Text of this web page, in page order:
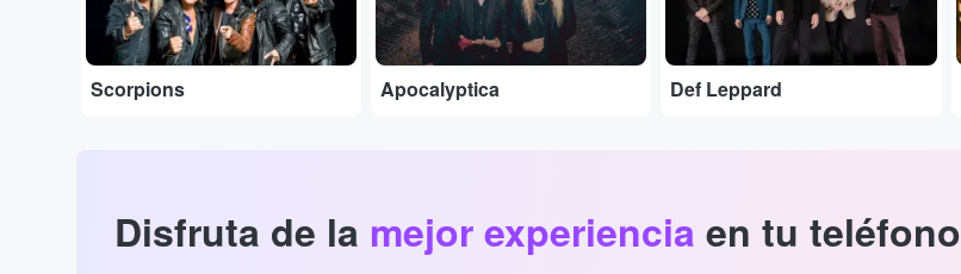
Scorpions Apocalyptica Def Leppard
Disfruta de la mejor experiencia en tu teléfono